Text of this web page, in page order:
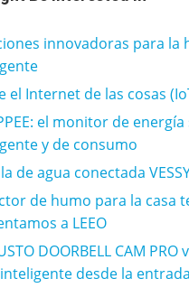
innovadoras para la
el Internet de las cosas
el monitor de
y de consumo
de agua conectada
de humo para la casa
a LEEO
DOORBELL CAM
desde la entrada